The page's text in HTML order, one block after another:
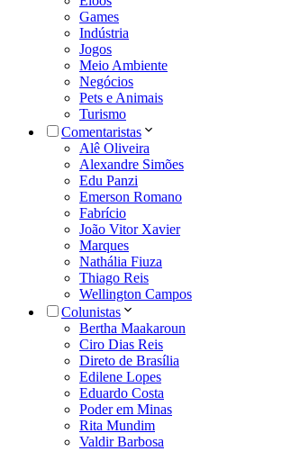
Games
Indústria
Jogos
Meio Ambiente
Negócios
Pets e Animais
Turismo
Comentaristas
Alê Oliveira
Alexandre Simões
Edu Panzi
Emerson Romano
Fabrício
João Vitor Xavier
Marques
Nathália Fiuza
Thiago Reis
Wellington Campos
Colunistas
Bertha Maakaroun
Ciro Dias Reis
Direto de Brasília
Edilene Lopes
Eduardo Costa
Poder em Minas
Rita Mundim
Valdir Barbosa